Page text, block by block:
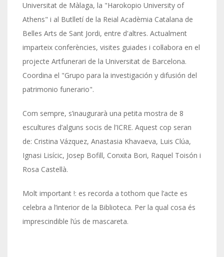
Universitat de Màlaga, la "Harokopio University of
Athens" i al Butlletí de la Reial Acadèmia Catalana de
Belles Arts de Sant Jordi, entre d'altres. Actualment
imparteix conferències, visites guiades i col·labora en el
projecte Artfunerari de la Universitat de Barcelona.
Coordina el "Grupo para la investigación y difusión del
patrimonio funerario".
Com sempre, s’inaugurarà una petita mostra de 8
escultures d’alguns socis de l’ICRE. Aquest cop seran
de: Cristina Vázquez, Anastasia Khavaeva, Luis Clúa,
Ignasi Lisícic, Josep Bofill, Conxita Bori, Raquel Toisón i
Rosa Castellà.
Molt important !: es recorda a tothom que l’acte es
celebra a l’interior de la Biblioteca. Per la qual cosa és
imprescindible l’ús de mascareta.